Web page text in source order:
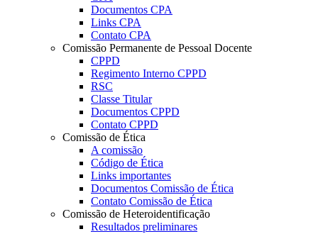
Documentos CPA
Links CPA
Contato CPA
Comissão Permanente de Pessoal Docente
CPPD
Regimento Interno CPPD
RSC
Classe Titular
Documentos CPPD
Contato CPPD
Comissão de Ética
A comissão
Código de Ética
Links importantes
Documentos Comissão de Ética
Contato Comissão de Ética
Comissão de Heteroidentificação
Resultados preliminares